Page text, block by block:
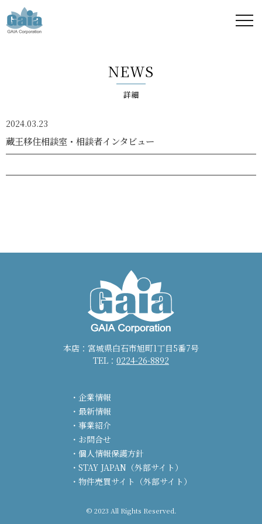
ア -
GAIA
Corporation
NEWS
詳細
2024.03.23
蔵王移住相談室・相談者インタビュー
本店：宮城県白石市旭町1丁目5番7号
TEL： 0224-26-8892
企業情報
最新情報
事業紹介
お問合せ
個人情報保護方針
STAY JAPAN（外部サイト）
物件売買サイト（外部サイト）
© 2023 All Rights Reserved.